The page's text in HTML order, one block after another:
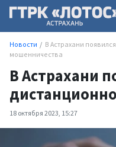
Новости
В Астрахани
мошенничества
В Астрахани
18 октября 2023, 15:27